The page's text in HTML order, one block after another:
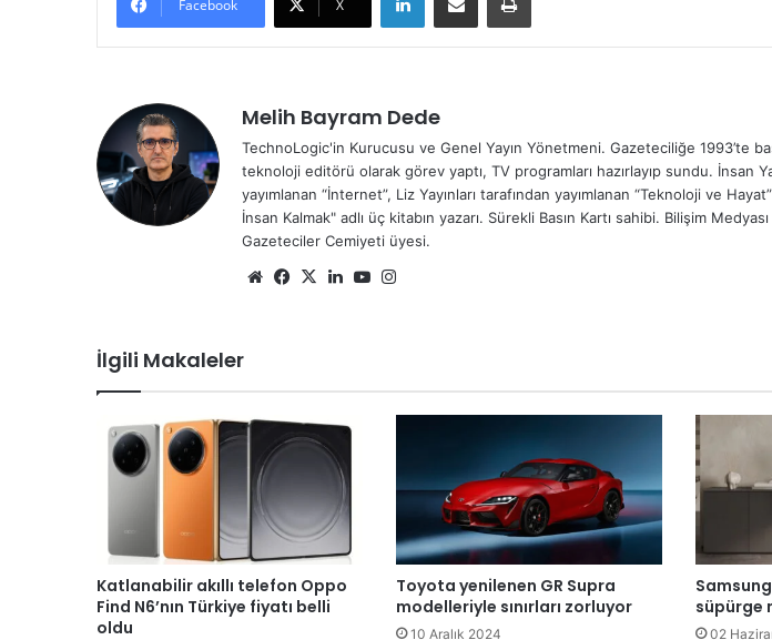
Facebook X
Melih Bayram Dede
TechnoLogic'in Kurucusu ve Genel Yayın Yönetmeni. Gazeteciliğe 1993’te
teknoloji editörü olarak görev yaptı, TV programları hazırlayıp sundu. İnsan
yayımlanan “İnternet”, Liz Yayınları tarafından yayımlanan “Teknoloji ve
İnsan Kalmak" adlı üç kitabın yazarı. Sürekli Basın Kartı sahibi. Bilişim
Gazeteciler Cemiyeti üyesi.
We Fa
X
Lin Yo
İlgili Makaleler
Katlanabilir akıllı telefon Oppo
Find N6’nın Türkiye fiyatı belli
oldu
Toyota yenilenen GR Supra
modelleriyle sınırları zorluyor
10 Aralık 2024
süpürge
02